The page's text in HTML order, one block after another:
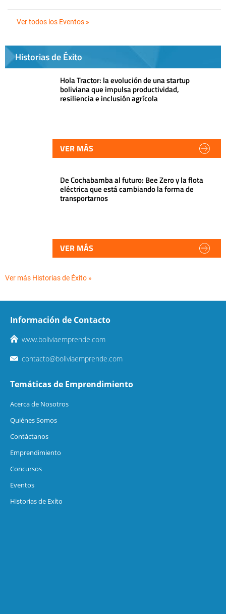
Ver todos los Eventos »
Historias de Éxito
Hola Tractor: la evolución de una startup
boliviana que impulsa productividad,
resiliencia e inclusión agrícola
VER MÁS
De Cochabamba al futuro: Bee Zero y la flota
eléctrica que está cambiando la forma de
transportarnos
VER MÁS
Ver más Historias de Éxito »
Información de Contacto
www.boliviaemprende.com
contacto@boliviaemprende.com
Temáticas de Emprendimiento
Acerca de Nosotros
Quiénes Somos
Contáctanos
Emprendimiento
Concursos
Eventos
Historias de Exíto